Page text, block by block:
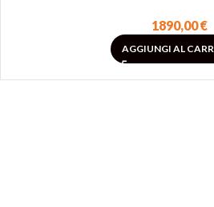
1890,00€
AGGIUNGI AL